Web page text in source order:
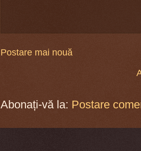
Postare mai nouă
Abonați-vă la: Postare